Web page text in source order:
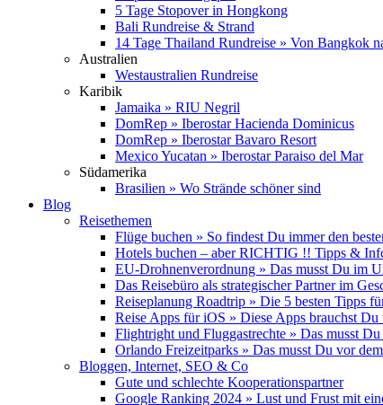
5 Tage Stopover in Hongkong
Bali Rundreise & Strand
14 Tage Thailand Rundreise » Von Bangkok
Australien
Westaustralien Rundreise
Karibik
Jamaika » RIU Negril
DomRep » Iberostar Hacienda Dominicus
DomRep » Iberostar Bavaro Resort
Mexico Yucatan » Iberostar Paraiso del Mar
Südamerika
Brasilien » Wo Strände schöner sind
Blog
Reisethemen
Flüge buchen » So findest Du immer den
Hotels buchen – aber RICHTIG !! Tipps &
EU-Drohnenverordnung » Das musst Du im
Das Reisebüro als strategischer Partner im
Reiseplanung Roadtrip » Die 5 besten Tipps
Reise Apps für iOS » Diese Apps brauchst
Flightright und Fluggastrechte » Das musst Du
Orlando Freizeitparks » Das musst Du vor
Bloggen, Internet, SEO & Co
Gute und schlechte Kooperationspartner
Google Ranking 2024 » Lust und Frust mit